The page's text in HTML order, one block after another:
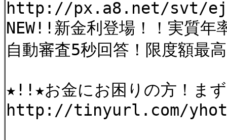
http://px.a8.net/svt/
NEW!!新金利登場！！実質年
自動審査5秒回答！限度額最
★!!★お金にお困りの方！ま
http://tinyurl.com/